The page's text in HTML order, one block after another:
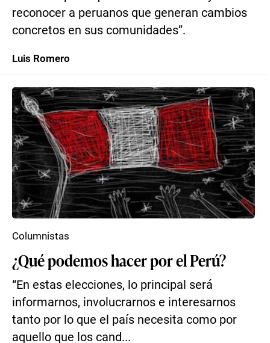
reconocer a peruanos que generan cambios
concretos en sus comunidades”.
Luis Romero
¿Qué podemos hacer por el Perú?
“En estas elecciones, lo principal será
informarnos, involucrarnos e interesarnos
tanto por lo que el país necesita como por
aquello que los cand...
Columnistas